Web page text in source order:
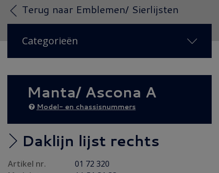
Terug naar Emblemen/ Sierlijsten
Categorieën
NIEUW IN 2026(22)
Brandstof/ Uitlaat(49)
Bumper/ Spoiler/ Spiegel
Carrosserie plaatwerk
Elektrisch/ Verlichting(14)
Emblemen/ Sierlijsten(16)
Manta/ Ascona A
Model- en chassisnummers
Daklijn lijst rechts
Artikel nr.
01 72 320